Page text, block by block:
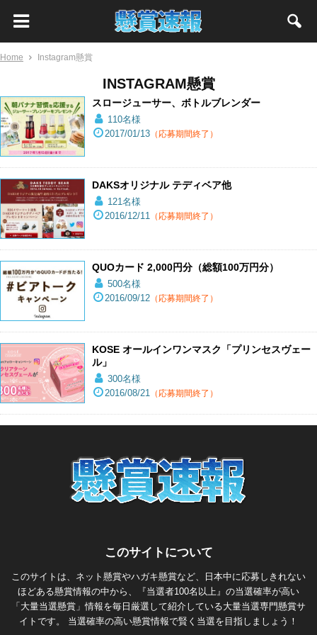
Home Instagram懸賞
INSTAGRAM懸賞
スロージューサー、ボトルブレンダー
110名様
2017/01/13 （応募期間終了）
DAKSオリジナル テディベア他
121名様
2016/12/11 （応募期間終了）
QUOカード 2,000円分（総額100万円分）
500名様
2016/09/12 （応募期間終了）
KOSE オールインワンマスク「プリンセスヴェー
ル」
300名様
2016/08/21 （応募期間終了）
このサイトについて
このサイトは、ネット懸賞やハガキ懸賞など、日本中に応募しきれない
ほどある懸賞情報の中から、『当選者100名以上』の当選確率が高い
「大量当選懸賞」情報を毎日厳選して紹介している大量当選専門懸賞サ
イトです。 当選確率の高い懸賞情報で賢く当選を目指しましょう！